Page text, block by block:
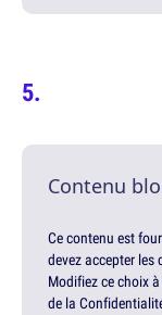
Contenu
Ce contenu est
devez accepter
Modifiez ce choix
de la